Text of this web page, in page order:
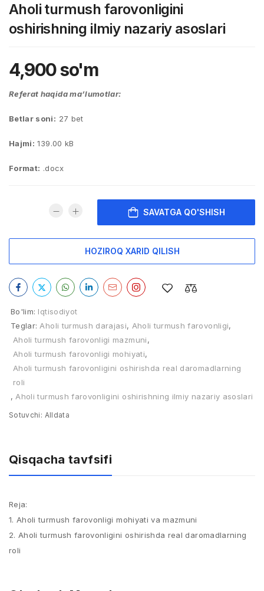
Aholi turmush farovonligini
oshirishning ilmiy nazariy asoslari
4,900so'm
Referat haqida ma’lumotlar:
Betlar soni: 27 bet
Hajmi: 139.00 kB
Format: .docx
SAVATGA QO'SHISH
HOZIROQ XARID QILISH
Bo'lim: Iqtisodiyot
Teglar: Aholi turmush darajasi, Aholi turmush farovonligi,
Aholi turmush farovonligi mazmuni,
Aholi turmush farovonligi mohiyati,
Aholi turmush farovonligini oshirishda real daromadlarning
roli
, Aholi turmush farovonligini oshirishning ilmiy nazariy asoslari
Sotuvchi: Alldata
Qisqacha tavfsifi
Reja:
1. Aholi turmush farovonligi mohiyati va mazmuni
2. Aholi turmush farovonligini oshirishda real daromadlarning
roli